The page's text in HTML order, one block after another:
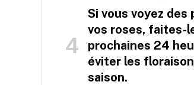
Si vous voyez des
vos roses, faites-
prochaines 24
éviter les
saison.